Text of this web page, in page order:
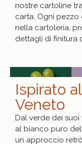
nostre cartoline
carta. Ogni
nella cartoleria,
dettagli di finitura
Ispirato
Veneto
Dal verde dei
al bianco puro
un approccio